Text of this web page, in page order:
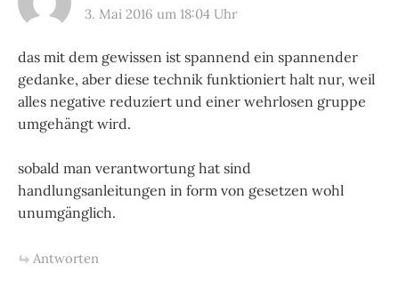
3. Mai 2016 um 18:04 Uhr
das mit dem gewissen ist spannend ein spannender
gedanke, aber diese technik funktioniert halt nur, weil
alles negative reduziert und einer wehrlosen gruppe
umgehängt wird.
sobald man verantwortung hat sind
handlungsanleitungen in form von gesetzen wohl
unumgänglich.
Antworten